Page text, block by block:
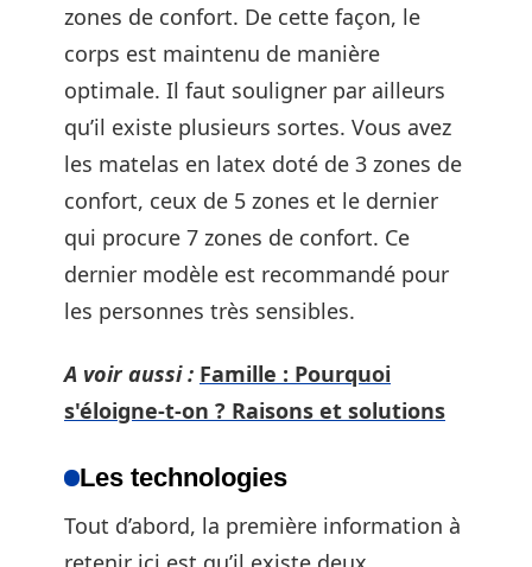
zones de confort. De cette façon, le
corps est maintenu de manière
optimale. Il faut souligner par ailleurs
qu’il existe plusieurs sortes. Vous avez
les matelas en latex doté de 3 zones de
confort, ceux de 5 zones et le dernier
qui procure 7 zones de confort. Ce
dernier modèle est recommandé pour
les personnes très sensibles.
A voir aussi : Famille : Pourquoi
s'éloigne-t-on ? Raisons et solutions
Les technologies
Tout d’abord, la première information à